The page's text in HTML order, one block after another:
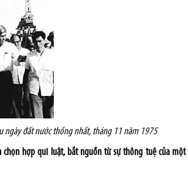
ngày đất nước thống nhất, tháng 11 năm 1975
chọn hợp qui luật, bắt nguồn từ sự thông tuệ của một